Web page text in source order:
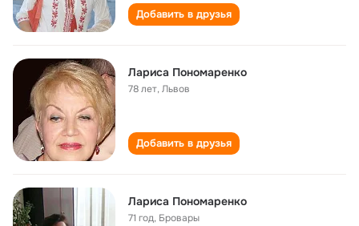
Добавить в друзья
Лариса Пономаренко
78 лет,Львов
Добавить в друзья
Лариса Пономаренко
71 год, Бровары